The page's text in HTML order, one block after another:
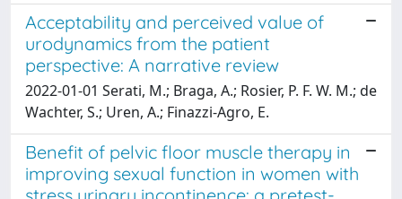
Acceptability and perceived value of
urodynamics from the patient
perspective: A narrative review
2022-01-01 Serati, M.; Braga, A.; Rosier, P. F. W. M.; de
Wachter, S.; Uren, A.; Finazzi-Agro, E.
Benefit of pelvic floor muscle therapy in
improving sexual function in women with